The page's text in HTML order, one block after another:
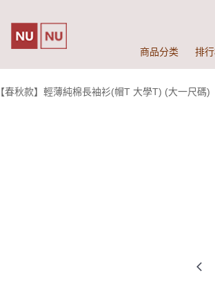
商品分类 排
【春秋款】輕薄純棉長袖衫(帽T 大學T) (大一尺碼)